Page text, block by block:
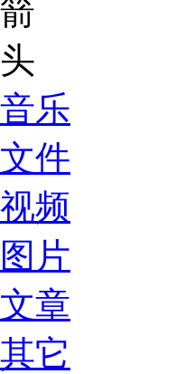
音乐
文件
视频
图片
文章
其它